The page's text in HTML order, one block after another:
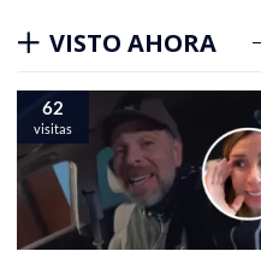
VISTO AHORA
62
visitas